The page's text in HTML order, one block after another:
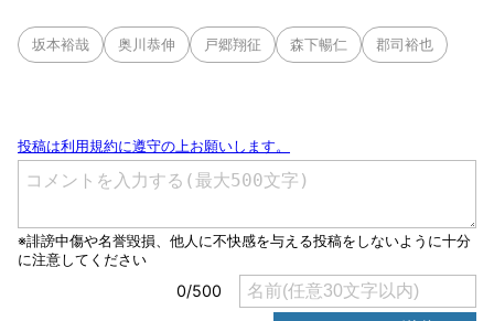
坂本裕哉 奥川恭伸 戸郷翔征 森下暢仁 郡司裕也